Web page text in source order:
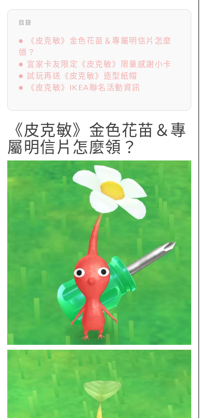
目錄
● 《皮克敏》金色花苗＆專屬明信片怎麼
領？
● 宜家卡友限定《皮克敏》限量感謝小卡
● 試玩再送《皮克敏》造型紙帽
● 《皮克敏》IKEA聯名活動資訊
《皮克敏》金色花苗＆專
屬明信片怎麼領？